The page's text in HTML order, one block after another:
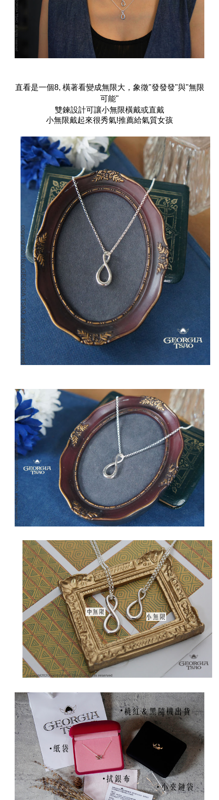
直看是一個8, 橫著看變成無限大，象徵"發發發"與"無限
可能"
雙鍊設計可讓小無限橫戴或直戴
小無限戴起來很秀氣!推薦給氣質女孩